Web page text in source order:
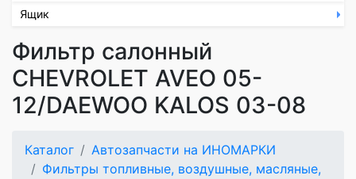
Ящик
Фильтр салонный
CHEVROLET AVEO 05-
12/DAEWOO KALOS 03-08
Каталог
Автозапчасти на ИНОМАРКИ
Фильтры топливные, воздушные, масляные,